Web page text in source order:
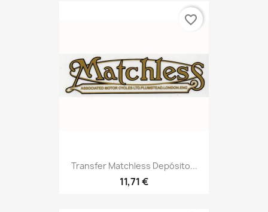
Transfer Matchless Depósito...
11,71 €
favorite_border